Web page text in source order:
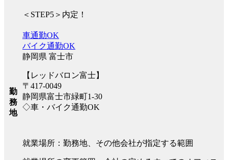
＜STEP5＞内定！
勤
務
地
車通勤OK
バイク通勤OK
静岡県 富士市
【レッドバロン富士】
〒417-0049
静岡県富士市緑町1-30
◇車・バイク通勤OK
就業場所：勤務地、その他会社が指定する範囲